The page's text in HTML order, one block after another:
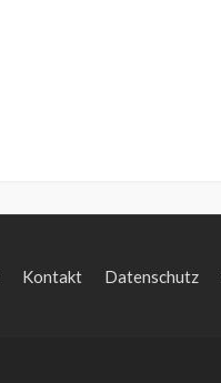
Kontakt Datenschutz